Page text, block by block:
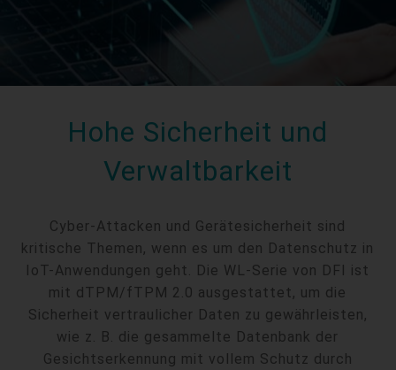
Hohe Sicherheit und
Verwaltbarkeit
Cyber-Attacken und Gerätesicherheit sind
kritische Themen, wenn es um den Datenschutz in
IoT-Anwendungen geht. Die WL-Serie von DFI ist
mit dTPM/fTPM 2.0 ausgestattet, um die
Sicherheit vertraulicher Daten zu gewährleisten,
wie z. B. die gesammelte Datenbank der
Gesichtserkennung mit vollem Schutz durch